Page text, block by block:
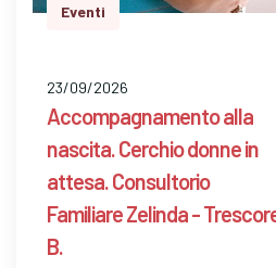
Eventi
23/09/2026
Accompagnamento alla
nascita. Cerchio donne in
attesa. Consultorio
Familiare Zelinda -
B.